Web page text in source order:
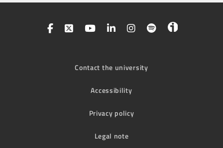
Contact the university
Accessibility
Privacy policy
Legal note